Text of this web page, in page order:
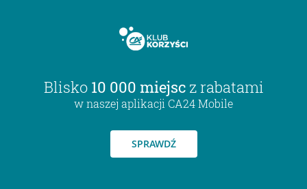
Blisko 10 000 miejsc z rabatami
w naszej aplikacji CA24 Mobile
SPRAWDŹ